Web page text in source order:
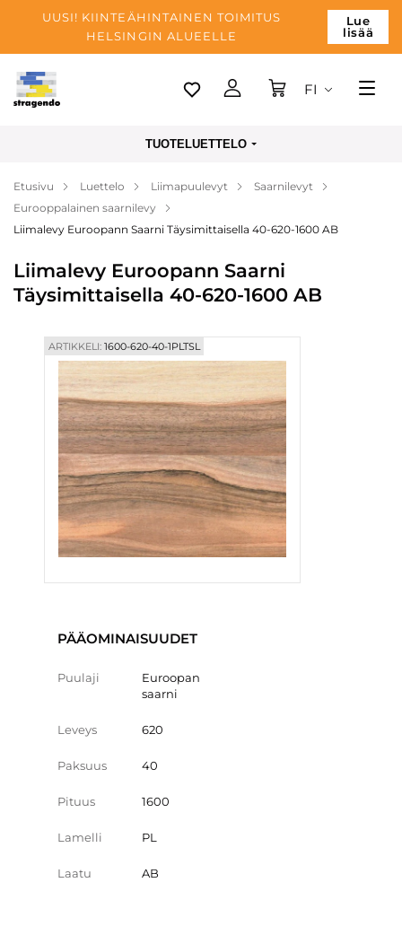
UUSI! KIINTEÄHINTAINEN TOIMITUS
HELSINGIN ALUEELLE
Lue
lisää
Tallinn
Maksu
Yrityksen
Blogi
Yhteystiedot
FI
TUOTELUETTELO
Etusivu Luettelo Liimapuulevyt
Saarnilevyt
Eurooppalainen saarnilevy
Liimalevy Euroopann Saarni Täysimittaisella 40-620-1600 AB
Liimalevy Euroopann Saarni
Täysimittaisella 40-620-1600 AB
ARTIKKELI:1600-620-40-1PLTSL
PÄÄOMINAISUUDET
Puulaji
Euroopan
saarni
Leveys 620
Paksuus 40
Pituus 1600
Lamelli PL
Laatu AB